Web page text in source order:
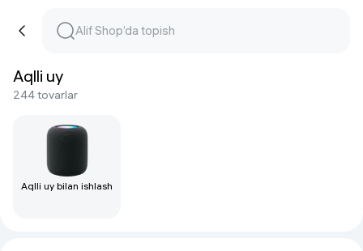
Aqlli uy
244 tovarlar
Aqlli uy bilan ishlash